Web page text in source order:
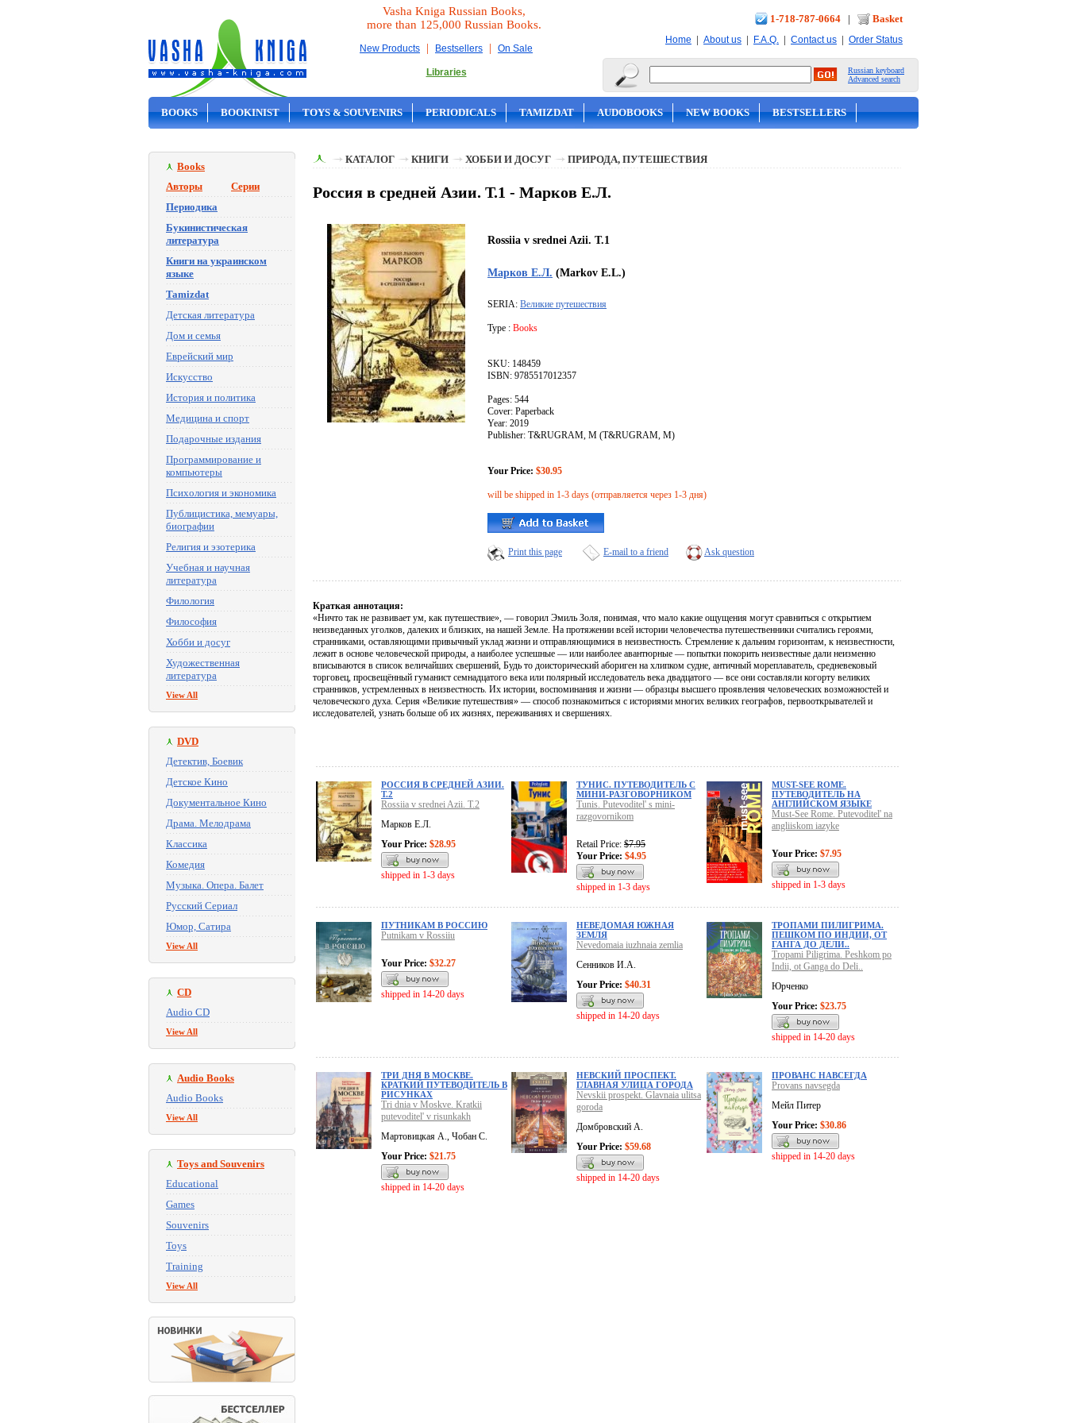
Vasha Kniga Russian Books,
more than 125,000 Russian Books.
New Products | Bestsellers | On Sale
Libraries
1-718-787-0664 | Basket
Home | About us | F.A.Q. | Contact us | Order Status
Russian keyboard
Advanced search
BOOKS BOOKINIST TOYS & SOUVENIRS PERIODICALS TAMIZDAT AUDOBOOKS NEW BOOKS BESTSELLERS
Books
Авторы
Серии
Периодика
Букинистическая
литература
Книги на украинском
языке
Tamizdat
Детская литература
Дом и семья
Еврейский мир
Искусство
История и политика
Медицина и спорт
Подарочные издания
Программирование и
компьютеры
Психология и экономика
Публицистика, мемуары,
биографии
Религия и эзотерика
Учебная и научная
литература
Филология
Философия
Хобби и досуг
Художественная
литература
View All
DVD
Детектив, Боевик
Детское Кино
Документальное Кино
Драма. Мелодрама
Классика
Комедия
Музыка. Опера. Балет
Русский Сериал
Юмор, Сатира
View All
CD
Audio CD
View All
Audio Books
Audio Books
View All
Toys and Souvenirs
Educational
Games
Souvenirs
Toys
Training
View All
КАТАЛОГ КНИГИ ХОББИ И ДОСУГ ПРИРОДА, ПУТЕШЕСТВИЯ
Россия в средней Азии. Т.1 - Марков Е.Л.
Rossiia v srednei Azii. T.1
Марков Е.Л. (Markov E.L.)
SERIA: Великие путешествия
Type : Books
SKU: 148459
ISBN: 9785517012357
Pages: 544
Cover: Paperback
Year: 2019
Publisher: T&RUGRAM, М (T&RUGRAM, M)
Your Price: $30.95
will be shipped in 1-3 days (отправляется через 1-3 дня)
Print this page E-mail to a friend Ask question
Краткая аннотация:
«Ничто так не развивает ум, как путешествие», — говорил Эмиль Золя, понимая, что мало какие ощущения могут сравниться с открытием
неизведанных уголков, далеких и близких, на нашей Земле. На протяжении всей истории человечества путешественники считались героями,
странниками, оставляющими привычный уклад жизни и отправляющимися в неизвестность. Стремление к дальним горизонтам, к неизвестности,
лежит в основе человеческой природы, а наиболее успешные — или наиболее авантюрные — попытки покорить неизвестные дали неизменно
вписываются в список величайших свершений, Будь то доисторический абориген на хлипком судне, античный мореплаватель, средневековый
торговец, просвещённый гуманист семнадцатого века или полярный исследователь века двадцатого — все они составляли когорту великих
странников, устремленных в неизвестность. Их истории, воспоминания и жизни — образцы высшего проявления человеческих возможностей и
человеческого духа. Серия «Великие путешествия» — способ познакомиться с историями многих великих географов, первооткрывателей и
исследователей, узнать больше об их жизнях, переживаниях и свершениях.
РОССИЯ В СРЕДНЕЙ АЗИИ.
Т.2
Rossiia v srednei Azii. T.2
Марков Е.Л.
Your Price: $28.95
shipped in 1-3 days
ТУНИС. ПУТЕВОДИТЕЛЬ С
МИНИ-РАЗГОВОРНИКОМ
Tunis. Putevoditel' s mini-
razgovornikom
Retail Price: $7.95
Your Price: $4.95
shipped in 1-3 days
MUST-SEE ROME.
ПУТЕВОДИТЕЛЬ НА
АНГЛИЙСКОМ ЯЗЫКЕ
Must-See Rome. Putevoditel' na
angliiskom iazyke
Your Price: $7.95
shipped in 1-3 days
ПУТНИКАМ В РОССИЮ
Putnikam v Rossiiu
Your Price: $32.27
shipped in 14-20 days
НЕВЕДОМАЯ ЮЖНАЯ
ЗЕМЛЯ
Nevedomaia iuzhnaia zemlia
Сенников И.А.
Your Price: $40.31
shipped in 14-20 days
ТРОПАМИ ПИЛИГРИМА.
ПЕШКОМ ПО ИНДИИ, ОТ
ГАНГА ДО ДЕЛИ..
Tropami Piligrima. Peshkom po
Indii, ot Ganga do Deli..
Юрченко
Your Price: $23.75
shipped in 14-20 days
ТРИ ДНЯ В МОСКВЕ.
КРАТКИЙ ПУТЕВОДИТЕЛЬ В
РИСУНКАХ
Tri dnia v Moskve. Kratkii
putevoditel' v risunkakh
Мартовицкая А., Чобан С.
Your Price: $21.75
shipped in 14-20 days
НЕВСКИЙ ПРОСПЕКТ.
ГЛАВНАЯ УЛИЦА ГОРОДА
Nevskii prospekt. Glavnaia ulitsa
goroda
Домбровский А.
Your Price: $59.68
shipped in 14-20 days
ПРОВАНС НАВСЕГДА
Provans navsegda
Мейл Питер
Your Price: $30.86
shipped in 14-20 days